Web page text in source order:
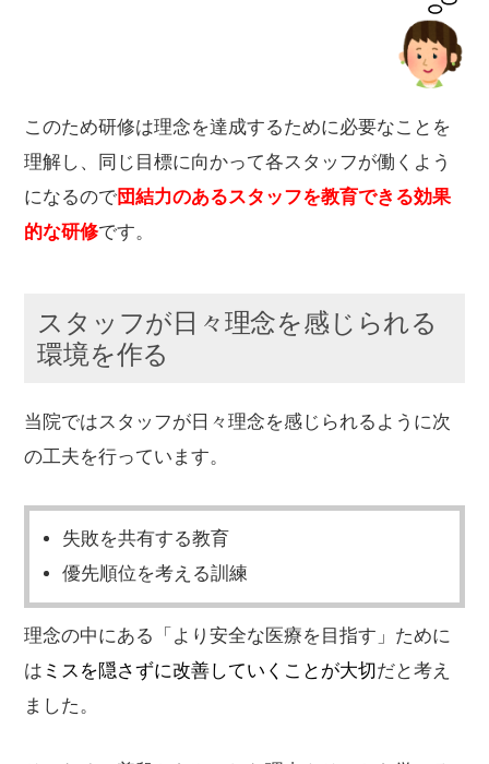
このため研修は理念を達成するために必要なことを
理解し、同じ目標に向かって各スタッフが働くよう
になるので団結力のあるスタッフを教育できる効果
的な研修です。
スタッフが日々理念を感じられる
環境を作る
当院ではスタッフが日々理念を感じられるように次
の工夫を行っています。
失敗を共有する教育
優先順位を考える訓練
理念の中にある「より安全な医療を目指す」ために
は ミスを隠さずに改善していくことが大切 だと考え
ました。